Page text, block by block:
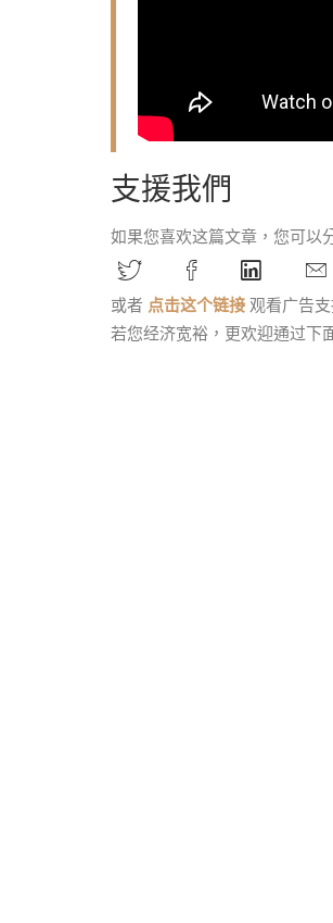
支援我們
如果您喜欢这篇文章，您可以
或者 点击这个链接 观看广告
若您经济宽裕，更欢迎通过下